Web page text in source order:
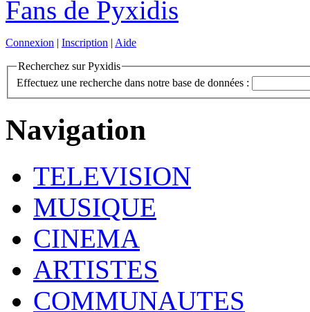
Connexion | Inscription | Aide
Recherchez sur Pyxidis
Effectuez une recherche dans notre base de données :
Navigation
TELEVISION
MUSIQUE
CINEMA
ARTISTES
COMMUNAUTES